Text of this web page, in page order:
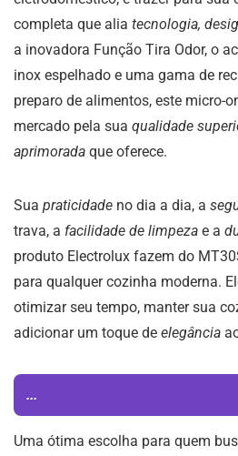
completa que alia tecnologia,
a inovadora Função Tira Odor, o
inox espelhado e uma gama de
preparo de alimentos, este micro-
mercado pela sua qualidade
aprimorada que oferece.
Sua praticidade no dia a dia, a
trava, a facilidade de limpeza e a
produto Electrolux fazem do
para qualquer cozinha moderna.
otimizar seu tempo, manter sua
adicionar um toque de elegância
...
Uma ótima escolha para quem